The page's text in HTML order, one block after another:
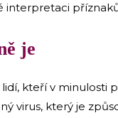
interpretaci
je
kteří v minulosti
virus, který je